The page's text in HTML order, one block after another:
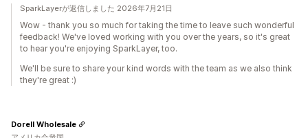
SparkLayerが返信しました 2026年7月21日
Wow - thank you so much for taking the time to leave such wonderful
feedback! We've loved working with you over the years, so it's great
to hear you're enjoying SparkLayer, too.
We'll be sure to share your kind words with the team as we also think
they're great :)
Dorell Wholesale